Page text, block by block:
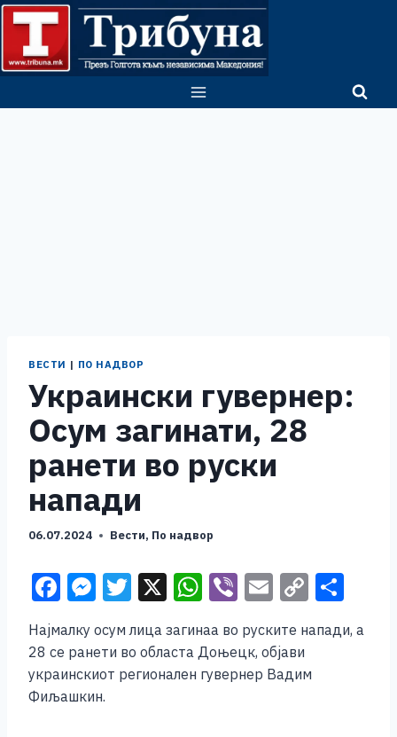
Skip
content
ВЕСТИ | ПО НАДВОР
Украински гувернер:
Осум загинати, 28
ранети во руски
напади
06.07.2024 Вести, По надвор
F
c
e
b
M
ss
e
n
T
tt
er
X W
at
s
Vi
er
E
ai
l
C
p
y
ar
Најмалку осум лица загинаа во руските напади, а
28 се ранети во областа Доњецк, објави
украинскиот регионален гувернер Вадим
Фиљашкин.